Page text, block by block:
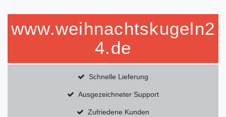
www.weihnachtskugeln2
4.de
Schnelle Lieferung
Ausgezeichneter Support
Zufriedene Kunden